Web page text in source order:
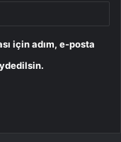
için adım, e-posta